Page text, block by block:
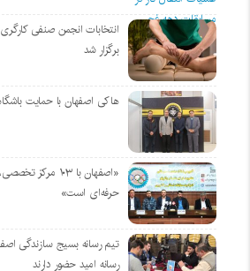
انتخابات انجمن صنفی
برگزار شد
هاکی اصفهان با حمایت
«اصفهان با ۱۰۳
حرفه‌ای است»
تیم رسانه بسیج سازندگی
رسانه امید حضور دارند